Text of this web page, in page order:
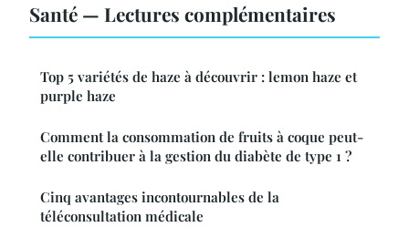
Santé — Lectures complémentaires
Top 5 variétés de haze à découvrir : lemon haze et
purple haze
Comment la consommation de fruits à coque peut-
elle contribuer à la gestion du diabète de type 1 ?
Cinq avantages incontournables de la
téléconsultation médicale